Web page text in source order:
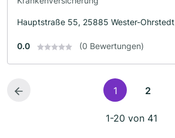
Hauptstraße 55, 25885 Wester-Ohrstedt
0.0 (0 Bewertungen)
1 2
1-20 von 41